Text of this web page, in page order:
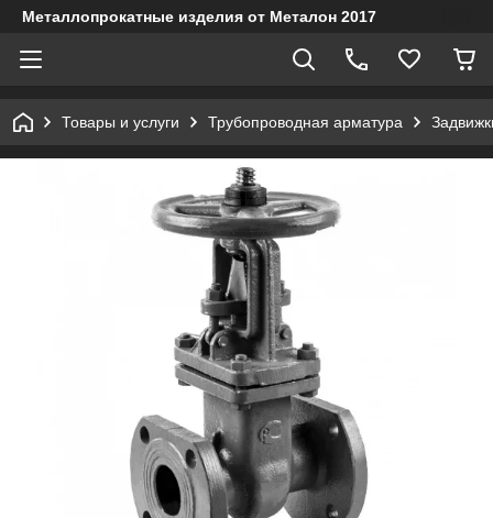
Металлопрокатные изделия от Металон 2017
Товары и услуги Трубопроводная арматура